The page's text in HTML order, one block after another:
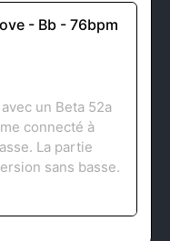
- Bb - 76bpm
un Beta 52a
connecté à
La partie
sans basse.